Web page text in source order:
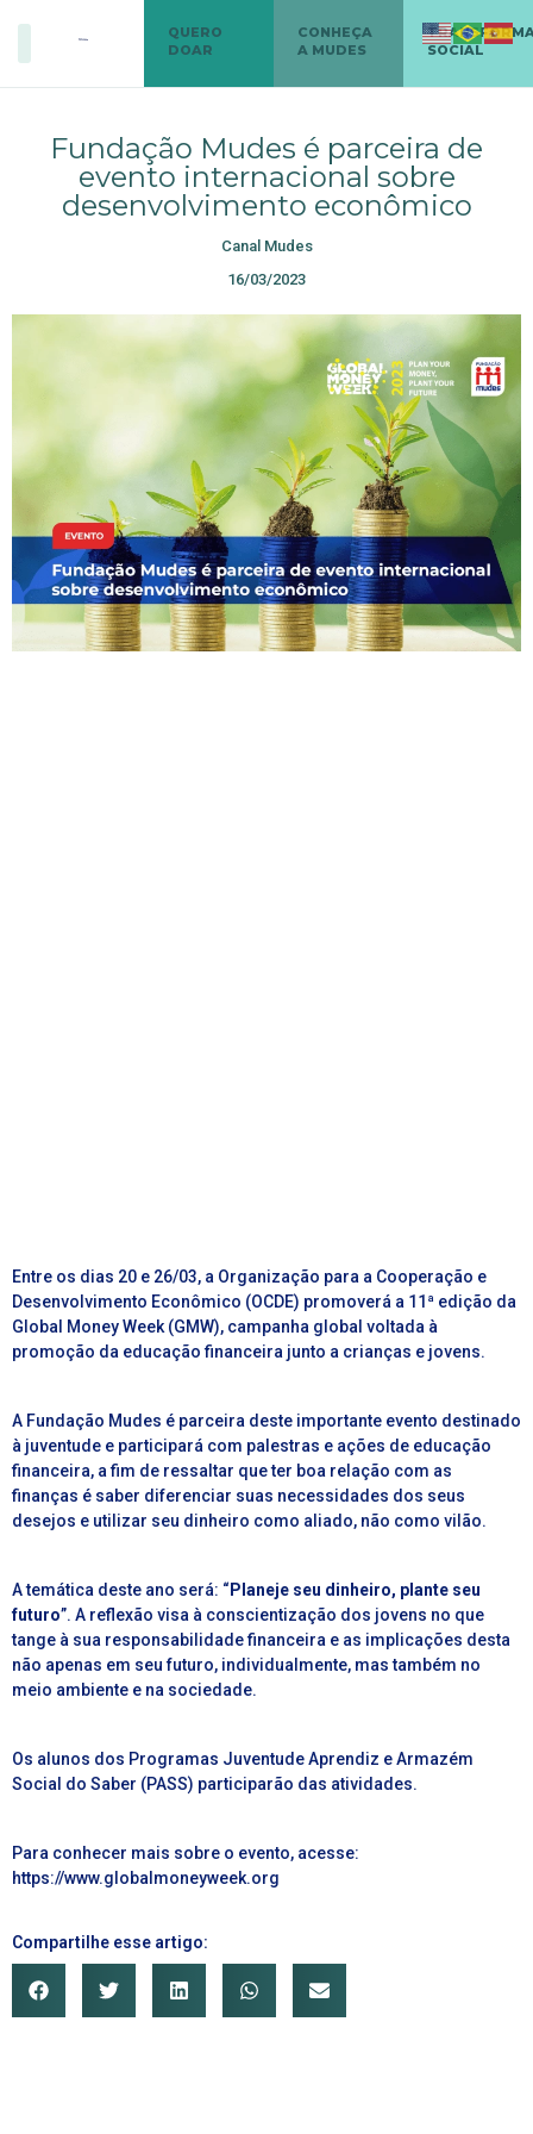
QUERO
DOAR
CONHEÇA
A MUDES
SOCIAL
Fundação Mudes é parceira de
evento internacional sobre
desenvolvimento econômico
Canal Mudes
16/03/2023
Entre os dias 20 e 26/03, a Organização para a Cooperação e
Desenvolvimento Econômico (OCDE) promoverá a 11ª edição da
Global Money Week (GMW), campanha global voltada à
promoção da educação financeira junto a crianças e jovens.
A Fundação Mudes é parceira deste importante evento destinado
à juventude e participará com palestras e ações de educação
financeira, a fim de ressaltar que ter boa relação com as
finanças é saber diferenciar suas necessidades dos seus
desejos e utilizar seu dinheiro como aliado, não como vilão.
A temática deste ano será: “ Planeje seu dinheiro, plante seu
futuro”. A reflexão visa à conscientização dos jovens no que
tange à sua responsabilidade financeira e as implicações desta
não apenas em seu futuro, individualmente, mas também no
meio ambiente e na sociedade.
Os alunos dos Programas Juventude Aprendiz e Armazém
Social do Saber (PASS) participarão das atividades.
Para conhecer mais sobre o evento, acesse:
https://www.globalmoneyweek.org
Compartilhe esse artigo: